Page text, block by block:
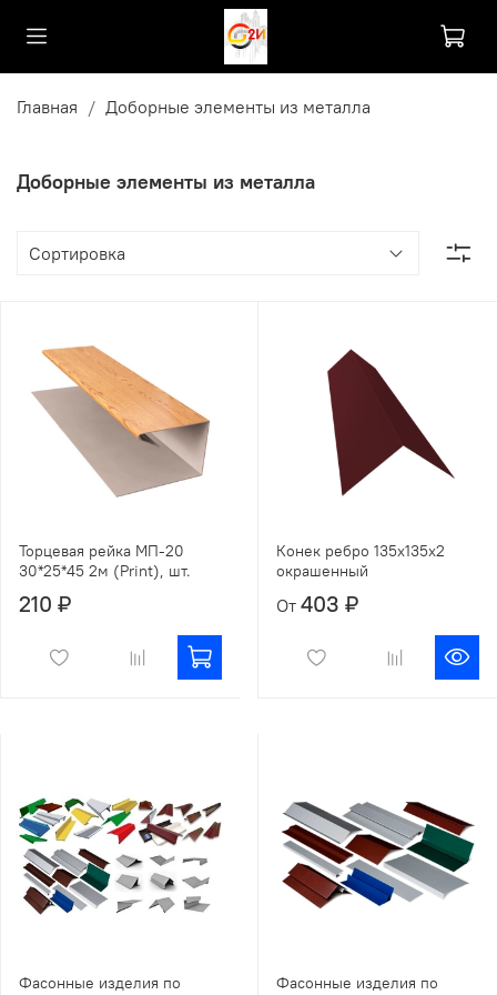
Главная Доборные элементы из металла
Доборные элементы из металла
Торцевая рейка МП-20
30*25*45 2м (Print), шт.
210 ₽
Конек ребро 135х135х2
окрашенный
От 403 ₽
Фасонные изделия по
Фасонные изделия по